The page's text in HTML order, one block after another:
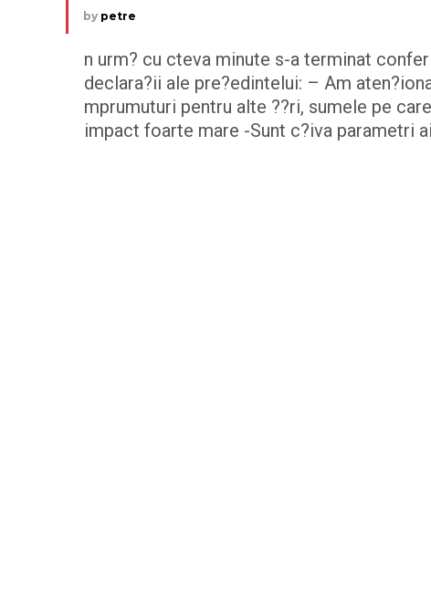
by petre
n urm? cu cteva minute s-a terminat
declara?ii ale pre?edintelui: – Am
mprumuturi pentru alte ??ri, sumele pe
impact foarte mare -Sunt c?iva parametri